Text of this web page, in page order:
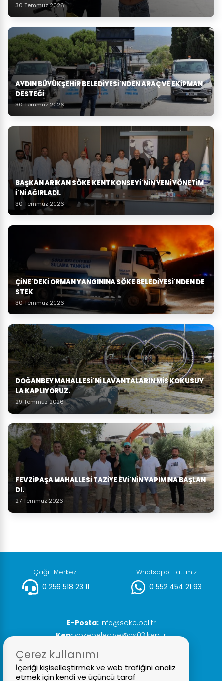
30 Temmuz 2026
AYDIN BÜYÜKŞEHIR BELEDIYESI'NDEN ARAÇ VE EKIPMAN
DESTEĞI
30 Temmuz 2026
BAŞKAN ARIKAN SÖKE KENT KONSEYI'NIN YENI YÖNETIM
I'NI AĞIRLADI.
30 Temmuz 2026
ÇINE'DEKI ORMAN YANGININA SÖKE BELEDIYESI'NDEN DE
STEK
30 Temmuz 2026
DOĞANBEY MAHALLESI'NI LAVANTALARIN MIS KOKUSUY
LA KAPLIYORUZ.
29 Temmuz 2026
FEVZIPAŞA MAHALLESI TAZIYE EVI'NIN YAPIMINA BAŞLAN
DI.
27 Temmuz 2026
Çağrı Merkezi
0 256 518 23 11
Whatsapp Hattımız
0 552 454 21 93
E-Posta: info@soke.bel.tr
Kep:sokebelediye@hs03.kep.tr
Çerez kullanımı
İçeriği kişiselleştirmek ve web trafiğini analiz
etmek için kendi ve üçüncü taraf